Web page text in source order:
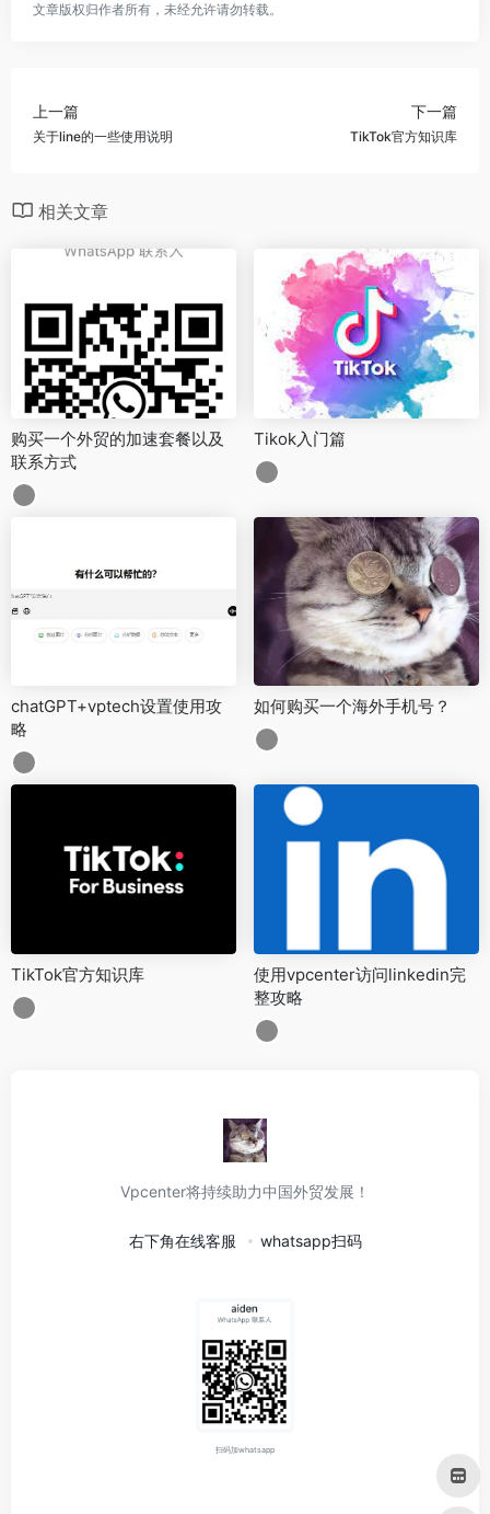
文章版权归作者所有，未经允许请勿转载。
上一篇
关于line的一些使用说明
下一篇
TikTok官方知识库
相关文章
购买一个外贸的加速套餐以及
联系方式
Tikok入门篇
chatGPT+vptech设置使用攻
略
如何购买一个海外手机号？
TikTok官方知识库
使用vpcenter访问linkedin完
整攻略
Vpcenter将持续助力中国外贸发展！
右下角在线客服 whatsapp扫码
扫码加whatsapp